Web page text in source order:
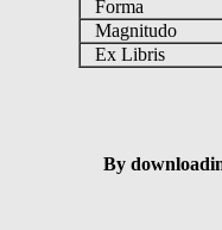
Forma
Magnitudo
Ex Libris
By